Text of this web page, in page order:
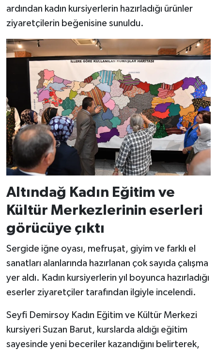
ardından kadın kursiyerlerin hazırladığı ürünler
ziyaretçilerin beğenisine sunuldu.
Altındağ Kadın Eğitim ve
Kültür Merkezlerinin eserleri
görücüye çıktı
Sergide iğne oyası, mefruşat, giyim ve farklı el
sanatları alanlarında hazırlanan çok sayıda çalışma
yer aldı. Kadın kursiyerlerin yıl boyunca hazırladığı
eserler ziyaretçiler tarafından ilgiyle incelendi.
Seyfi Demirsoy Kadın Eğitim ve Kültür Merkezi
kursiyeri Suzan Barut, kurslarda aldığı eğitim
sayesinde yeni beceriler kazandığını belirterek,